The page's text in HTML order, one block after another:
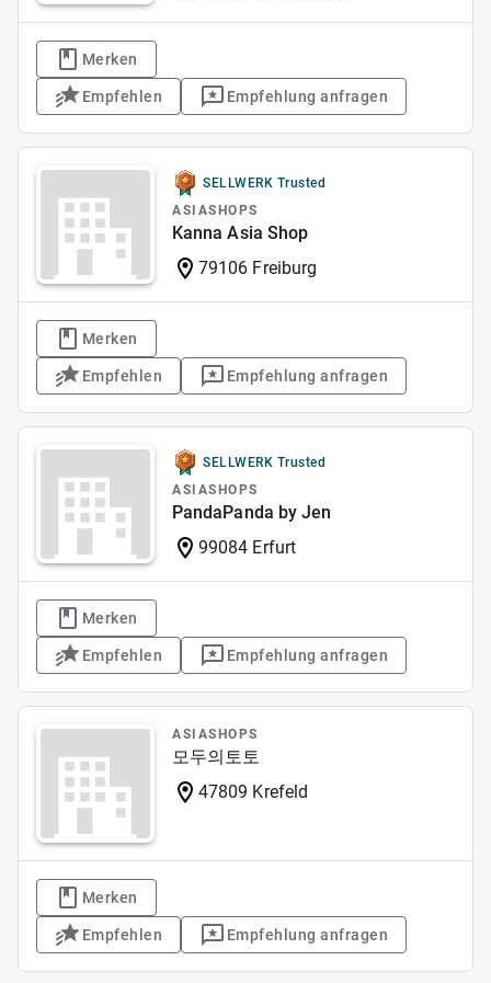
Merken
Empfehlen Empfehlung anfragen
SELLWERK Trusted
ASIASHOPS
Kanna Asia Shop
79106 Freiburg
Merken
Empfehlen Empfehlung anfragen
SELLWERK Trusted
ASIASHOPS
PandaPanda by Jen
99084 Erfurt
Merken
Empfehlen Empfehlung anfragen
ASIASHOPS
모두의토토
47809 Krefeld
Merken
Empfehlen Empfehlung anfragen